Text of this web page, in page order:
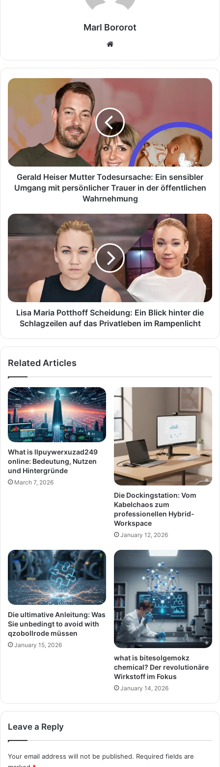
Marl Bororot
Gerald
Todesursache:
sensibler
Umgang
mit
persönlicher
Trauer
Wahrnehmung
Gerald Heiser Mutter Todesursache: Ein sensibler
Umgang mit persönlicher Trauer in der öffentlichen
Wahrnehmung
Lisa
Potthoff
Schlagzeilen
auf
im
Lisa Maria Potthoff Scheidung: Ein Blick hinter die
Schlagzeilen auf das Privatleben im Rampenlicht
Related Articles
What is llpuywerxuzad249
online: Bedeutung, Nutzen
und Hintergründe
March 7, 2026
Die Dockingstation: Vom
Kabelchaos zum
professionellen Hybrid-
Workspace
January 12, 2026
Die ultimative Anleitung: Was
Sie unbedingt to avoid with
qzobollrode müssen
January 15, 2026
what is bitesolgemokz
chemical? Der revolutionäre
Wirkstoff im Fokus
January 14, 2026
Leave a Reply
Your email address will not be published. Required fields are